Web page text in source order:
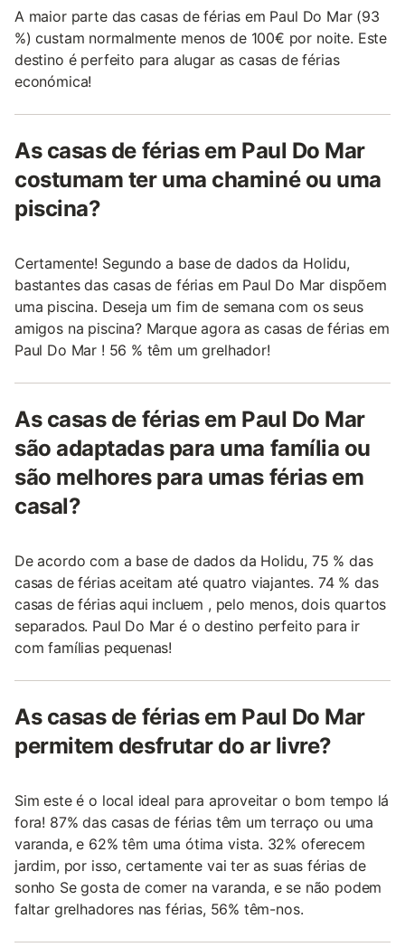
A maior parte das casas de férias em Paul Do Mar (93
%) custam normalmente menos de 100€ por noite. Este
destino é perfeito para alugar as casas de férias
económica!
As casas de férias em Paul Do Mar
costumam ter uma chaminé ou uma
piscina?
Certamente! Segundo a base de dados da Holidu,
bastantes das casas de férias em Paul Do Mar dispõem
uma piscina. Deseja um fim de semana com os seus
amigos na piscina? Marque agora as casas de férias em
Paul Do Mar ! 56 % têm um grelhador!
As casas de férias em Paul Do Mar
são adaptadas para uma família ou
são melhores para umas férias em
casal?
De acordo com a base de dados da Holidu, 75 % das
casas de férias aceitam até quatro viajantes. 74 % das
casas de férias aqui incluem , pelo menos, dois quartos
separados. Paul Do Mar é o destino perfeito para ir
com famílias pequenas!
As casas de férias em Paul Do Mar
permitem desfrutar do ar livre?
Sim este é o local ideal para aproveitar o bom tempo lá
fora! 87% das casas de férias têm um terraço ou uma
varanda, e 62% têm uma ótima vista. 32% oferecem
jardim, por isso, certamente vai ter as suas férias de
sonho Se gosta de comer na varanda, e se não podem
faltar grelhadores nas férias, 56% têm-nos.